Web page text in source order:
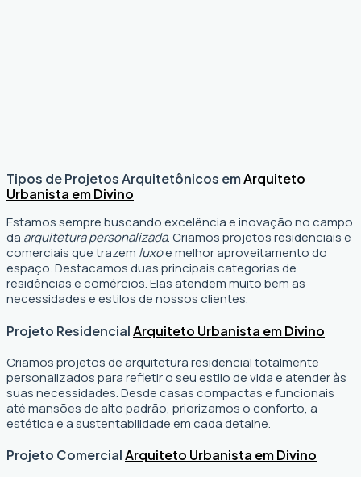
Tipos de Projetos Arquitetônicos emArquiteto
Urbanista em Divino
Estamos sempre buscando excelência e inovação no campo
da arquitetura personalizada. Criamos projetos residenciais e
comerciais que trazem luxoe melhor aproveitamento do
espaço. Destacamos duas principais categorias de
residências e comércios. Elas atendem muito bem as
necessidades e estilos de nossos clientes.
Projeto ResidencialArquiteto Urbanista em Divino
Criamos projetos de arquitetura residencial totalmente
personalizados para refletir o seu estilo de vida e atender às
suas necessidades. Desde casas compactas e funcionais
até mansões de alto padrão, priorizamos o conforto, a
estética e a sustentabilidade em cada detalhe.
Projeto ComercialArquiteto Urbanista em Divino